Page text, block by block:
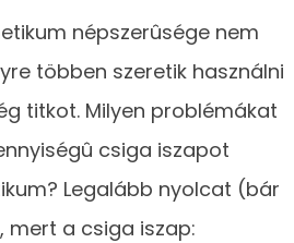
népszerûsége nem
többen szeretik használni
titkot. Milyen problémákat
csiga iszapot
Legalább nyolcat (bár
mert a csiga iszap: